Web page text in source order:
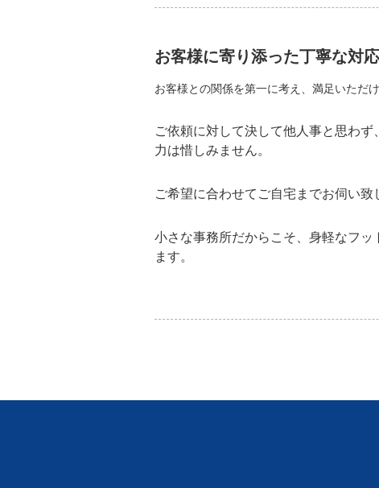
お客様に寄り添った丁寧な対応
お客様との関係を第一に考え、満足いただ
ご依頼に対して決して他人事と思わ
力は惜しみません。
ご希望に合わせてご自宅までお伺い致
小さな事務所だからこそ、身軽なフ
ます。